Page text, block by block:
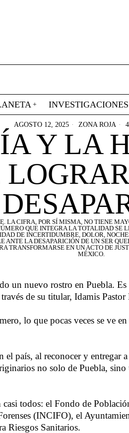
INVESTIGACIONES
AGOSTO 12, 2025 ZONA ROJA
Y LA
LA CIFRA, POR SÍ MISMA, NO TIENE
QUE INTEGRA LA TOTALIDAD SE
DE INCERTIDUMBRE, DOLOR,
ANTE LA DESAPARICIÓN DE UN SER
TRANSFORMARSE EN UN ACTO DE
MÉXICO.
un nuevo rostro en Puebla.
de su titular, Idamis
lo que pocas veces se
país, al reconocer y entregar
no solo de Puebla,
casi todos: el Fondo de
(INCIFO), el
Riesgos Sanitarios.